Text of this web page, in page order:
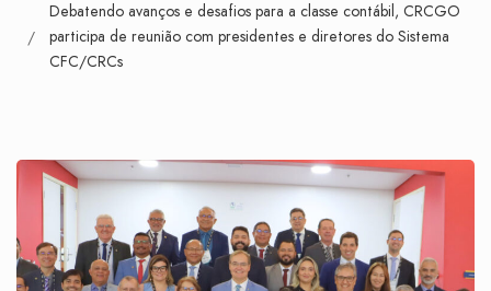
Debatendo avanços e desafios para a classe contábil, CRCGO
participa de reunião com presidentes e diretores do Sistema
CFC/CRCs